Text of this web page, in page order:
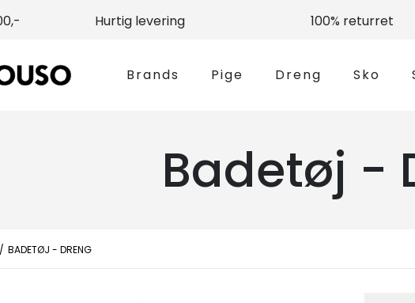
Hurtig levering 100% returret
Brands Pige Dreng Sko
Badetøj -
BADETØJ - DRENG